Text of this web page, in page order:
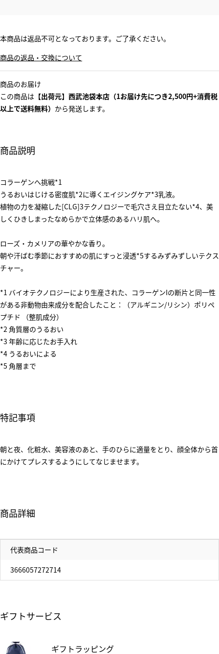
本商品は返品不可となっております。ご了承ください。
商品の返品・交換について
商品のお届け
この商品は 【出荷元】西武池袋本店（1お届け先につき2,500円+消費税
以上で送料無料） から発送します。
商品説明
コラーゲンへ挑戦*1
うるおいはじける密度肌*2に導くエイジングケア*3乳液。
植物の力を凝縮した[CLG]3テクノロジーで毛穴さえ目立たない*4、美
しくひきしまったなめらかで立体感のあるハリ肌へ。
ローズ・カメリアの華やかな香り。
朝や汗ばむ季節におすすめの肌にすっと浸透*5するみずみずしいテクス
チャー。
*1 バイオテクノロジーにより生産された、コラーゲンIの断片と同一性
がある非動物由来成分を配合したこと：（アルギニン/リシン）ポリペ
プチド （整肌成分）
*2 角質層のうるおい
*3 年齢に応じたお手入れ
*4 うるおいによる
*5 角層まで
特記事項
朝と夜、化粧水、美容液のあと、手のひらに適量をとり、顔全体から首
にかけてプレスするようにしてなじませます。
商品詳細
代表商品コード
3666057272714
ギフトサービス
ギフトラッピング